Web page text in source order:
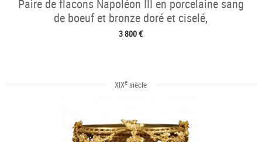
Paire de flacons Napoléon III en porcelaine sang
de boeuf et bronze doré et ciselé,
3 800 €
XIXe siècle